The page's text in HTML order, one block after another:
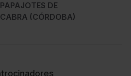
PAPAJOTES DE
CABRA (CÓRDOBA)